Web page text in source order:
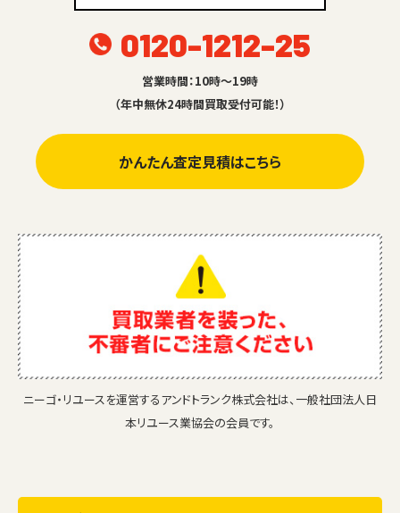
0120-1212-25
営業時間：10時～19時
（年中無休24時間買取受付可能！）
かんたん査定見積はこちら
ニーゴ・リユースを運営するアンドトランク株式会社は、一般社団法人日
本リユース業協会の会員です。